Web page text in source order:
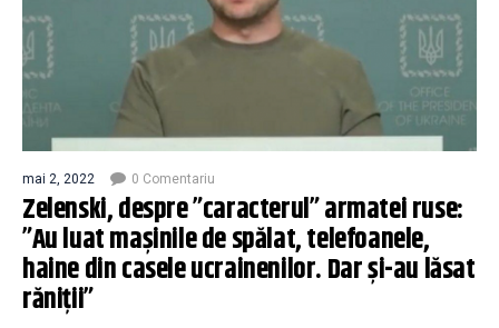
mai 2, 2022 0 Comentariu
Zelenski, despre ”caracterul” armatei ruse:
”Au luat mașinile de spălat, telefoanele,
haine din casele ucrainenilor. Dar și-au lăsat
răniții”